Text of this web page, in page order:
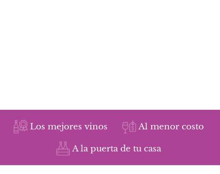
Los mejores vinos Al menor costo
A la puerta de tu casa